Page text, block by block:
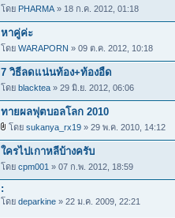
โดย PHARMA » 18 ก.ค. 2012, 01:18
หาคู่ค่ะ
โดย WARAPORN » 09 ต.ค. 2012, 10:18
7 วิธีลดแน่นท้อง+ท้องอืด
โดย blacktea » 29 มิ.ย. 2012, 06:06
ทายผลฟุตบอลโลก 2010
โดย sukanya_rx19 » 29 พ.ค. 2010, 14:12
ใครไปเกาหลีบ้างครับ
โดย cpm001 » 07 ก.พ. 2012, 18:59
:
โดย deparkine » 22 ม.ค. 2009, 22:21